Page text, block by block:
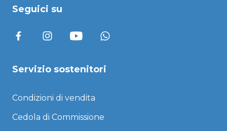
Seguici su
Servizio sostenitori
Condizioni di vendita
Cedola di Commissione